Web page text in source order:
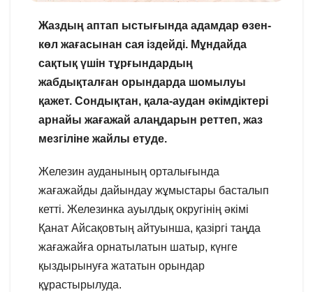
Жаздың аптап ыстығында адамдар өзен-
көл жағасынан сая іздейді. Мұндайда
сақтық үшін тұрғындардың
жабдықталған орындарда шомылуы
қажет. Сондықтан, қала-аудан әкімдіктері
арнайы жағажай алаңдарын реттеп, жаз
мезгіліне жайлы етуде.
Железин ауданының орталығында
жағажайды дайындау жұмыстары басталып
кетті. Железинка ауылдық округінің әкімі
Қанат Айсақовтың айтуынша, қазіргі таңда
жағажайға орнатылатын шатыр, күнге
қыздырынуға жататын орындар
құрастырылуда.